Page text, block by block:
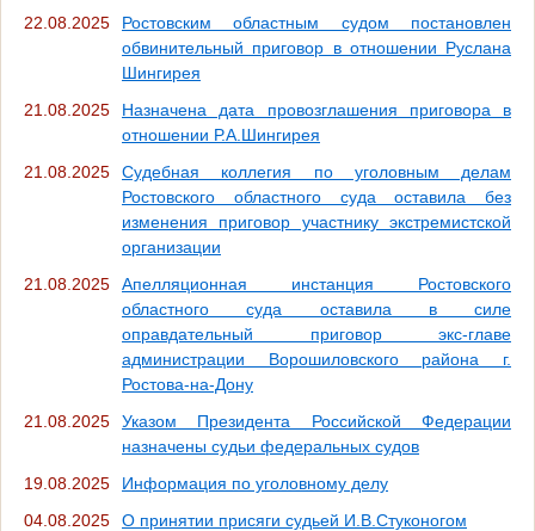
22.08.2025
Ростовским областным судом постановлен
обвинительный приговор в отношении Руслана
Шингирея
21.08.2025
Назначена дата провозглашения приговора в
отношении Р.А.Шингирея
21.08.2025
Судебная коллегия по уголовным делам
Ростовского областного суда оставила без
изменения приговор участнику экстремистской
организации
21.08.2025
Апелляционная инстанция Ростовского
областного суда оставила в силе
оправдательный приговор экс-главе
администрации Ворошиловского района г.
Ростова-на-Дону
21.08.2025
Указом Президента Российской Федерации
назначены судьи федеральных судов
19.08.2025
Информация по уголовному делу
04.08.2025
О принятии присяги судьей И.В.Стуконогом